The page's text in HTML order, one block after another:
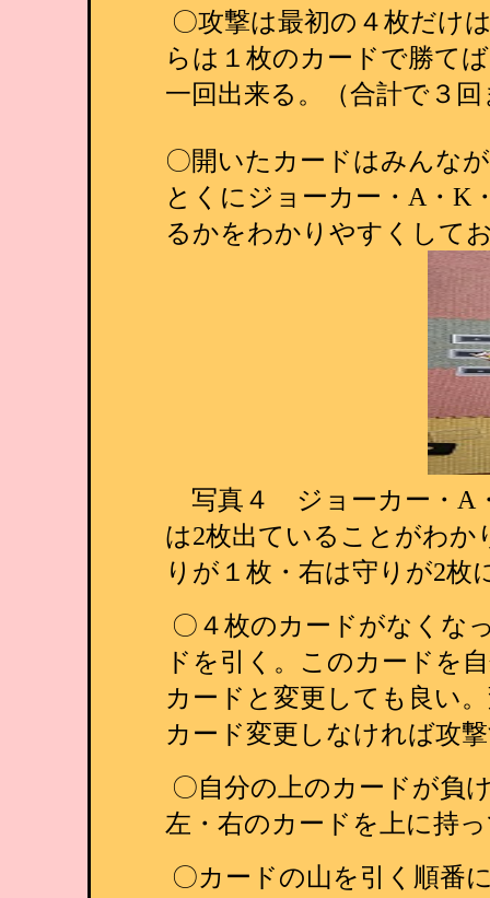
〇攻撃は最初の４枚だけ
らは１枚のカードで勝て
一回出来る。（合計で３
〇開いたカードはみんな
とくにジョーカー・A・K
るかをわかりやすくして
写真４ ジョーカー・A
は2枚出ていることがわ
りが１枚・右は守りが2枚
〇４枚のカードがなくな
ドを引く。このカードを
カードと変更しても良い
カード変更しなければ攻
〇自分の上のカードが負
左・右のカードを上に持
〇カードの山を引く順番